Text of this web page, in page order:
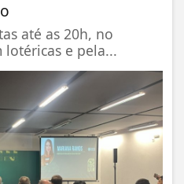
até as 20h, no
e pela...